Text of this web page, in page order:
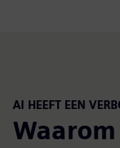
AI HEEFT EEN